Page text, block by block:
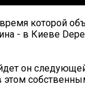
которой
- в Киеве
он следующей